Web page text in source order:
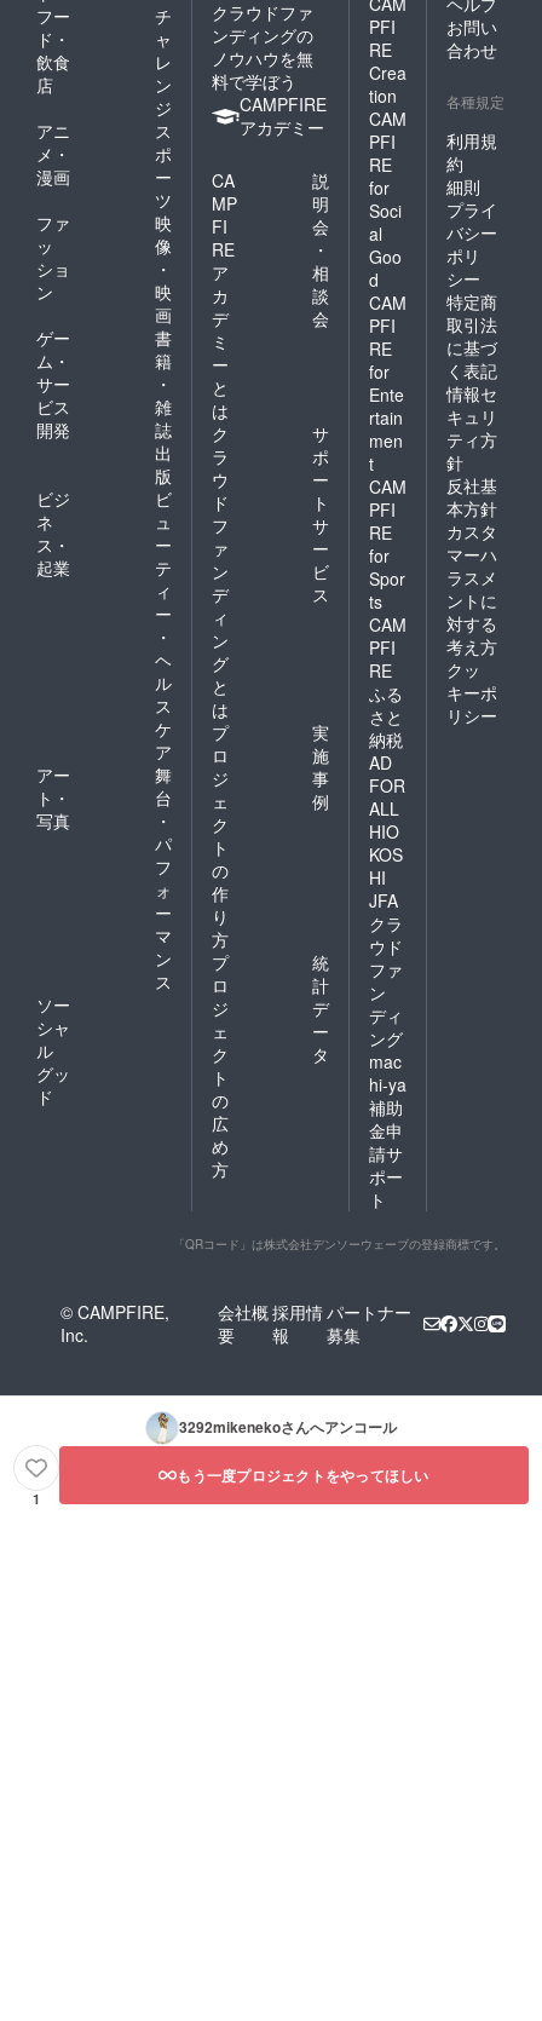
フー
ド・
飲食
店
チ
ャ
レ
ン
ジ
アニ
メ・
漫画
ス
ポ
ー
ツ
ファ
ッ
ショ
ン
映
像
・
映
画
ゲー
ム・
サー
ビス
開発
書
籍
・
雑
誌
出
版
ビジ
ネ
ス・
起業
ビ
ュ
ー
テ
ィ
ー
・
ヘ
ル
ス
ケ
ア
アー
ト・
写真
舞
台
・
パ
フ
ォ
ー
マ
ン
ス
ソー
シャ
ル
グッ
ド
クラウドファ
ンディングの
ノウハウを無
料で学ぼう
CAMPFIRE
アカデミー
CA
MP
FI
RE
ア
カ
デ
ミ
ー
と
は
説
明
会
・
相
談
会
ク
ラ
ウ
ド
フ
ァ
ン
デ
ィ
ン
グ
と
は
サ
ポ
ー
ト
サ
ー
ビ
ス
プ
ロ
ジ
ェ
ク
ト
の
作
り
方
実
施
事
例
プ
ロ
ジ
ェ
ク
ト
の
広
め
方
統
計
デ
ー
タ
PFI
RE
Crea
tion
CAM
PFI
RE
for
Soci
al
Goo
d
CAM
PFI
RE
for
Ente
rtain
men
t
CAM
PFI
RE
for
Spor
ts
CAM
PFI
RE
ふる
さと
納税
AD
FOR
ALL
HIO
KOS
HI
JFA
クラ
ウド
ファ
ン
ディ
ング
mac
hi-ya
補助
金申
請サ
ポー
ト
お問い
合わせ
各種規定
利用規
約
細則
プライ
バシー
ポリ
シー
特定商
取引法
に基づ
く表記
情報セ
キュリ
ティ方
針
反社基
本方針
カスタ
マーハ
ラスメ
ントに
対する
考え方
クッ
キーポ
リシー
「QRコード」は株式会社デンソーウェーブの登録商標です。
© CAMPFIRE,
Inc.
会社概
要
採用情
報
パートナー
募集
3292mikenekoさんへアンコール
1
もう一度プロジェクトをやってほしい